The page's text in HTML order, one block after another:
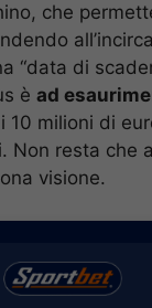
che
all’incirca
“data di
è ad
10 milioni di
Non resta che
visione.